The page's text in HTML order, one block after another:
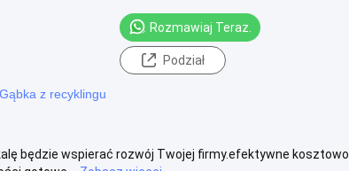
Rozmawiaj Teraz.
Podział
z recyklingu
będzie wspierać rozwój Twojej firmy.efektywne kosztowo